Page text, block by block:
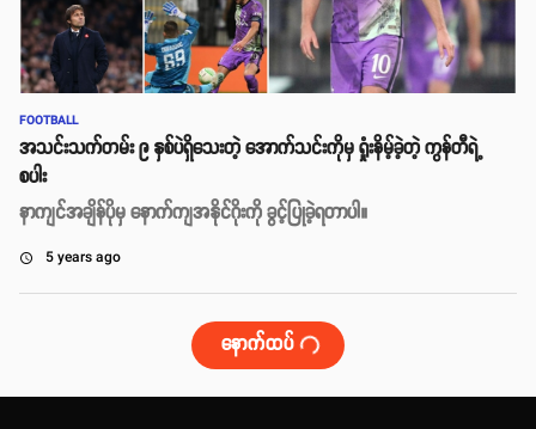
FOOTBALL
အသင်းသက်တမ်း ၉ နှစ်ပဲရှိသေးတဲ့ အောက်သင်းကိုမှ ရှုံးနိမ့်ခဲ့တဲ့ ကွန်တီရဲ့
စပါး
နာကျင်အချိန်ပိုမှ နောက်ကျအနိုင်ဂိုးကို ခွင့်ပြုခဲ့ရတာပါ။
access_time 5 years ago
နောက်ထပ်